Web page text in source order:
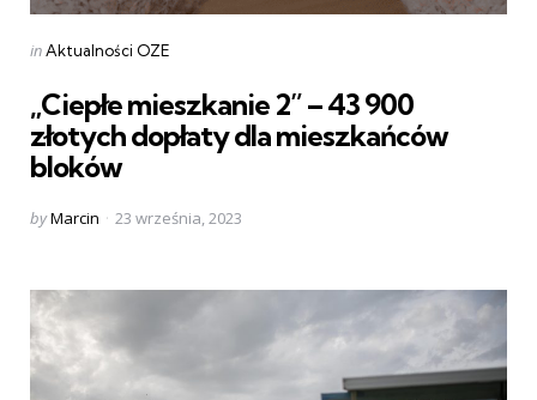
Categories
Posted
inAktualności OZE
„Ciepłe mieszkanie 2” – 43 900
złotych dopłaty dla mieszkańców
bloków
Posted
byMarcin 23 września, 2023